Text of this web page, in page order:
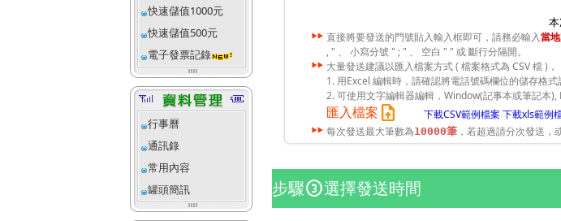
快速儲值1000元
快速儲值500元
電子發票記錄
行事曆
通訊錄
常用內容
罐頭簡訊
直接將要發送的門號貼入輸入框即可，請務必輸入當
, " 、 小寫分號 " ; " 、 空白 " " 或 斷行分隔開。
大量發送建議以匯入檔案方式 ( 檔案格式為 CSV 檔 )，
1. 用Excel 編輯時，請確認將電話號碼欄位的儲存格
2. 可使用文字編輯器編輯，Window(記事本或筆記本),
匯入檔案 upload_file 下載CSV範例檔案 下載xls範例
每次發送最大筆數為10000筆，若超過請分次發送，
步驟counter_3選擇發送時間